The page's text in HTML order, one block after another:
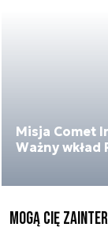
Misja Comet
Ważny wkład
Mogą Cię